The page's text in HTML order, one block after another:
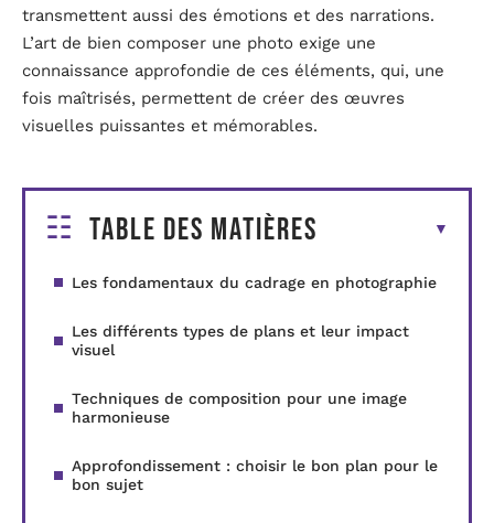
transmettent aussi des émotions et des narrations.
L’art de bien composer une photo exige une
connaissance approfondie de ces éléments, qui, une
fois maîtrisés, permettent de créer des œuvres
visuelles puissantes et mémorables.
Table des matières
Les fondamentaux du cadrage en photographie
Les différents types de plans et leur impact
visuel
Techniques de composition pour une image
harmonieuse
Approfondissement : choisir le bon plan pour le
bon sujet